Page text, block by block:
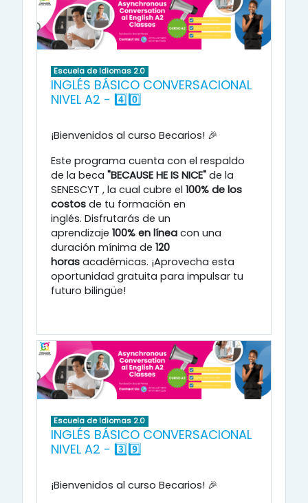
Escuela de Idiomas 2.0
INGLÉS BÁSICO CONVERSACIONAL
NIVEL A2 - 4️⃣0️⃣
¡Bienvenidos al curso Becarios! 🎉
Este programa cuenta con el respaldo
de la beca "BECAUSE HE IS NICE" de la
SENESCYT , la cual cubre el 100% de los
costos de tu formación en
inglés. Disfrutarás de un
aprendizaje 100% en línea con una
duración mínima de 120
horas académicas. ¡Aprovecha esta
oportunidad gratuita para impulsar tu
futuro bilingüe!
Escuela de Idiomas 2.0
INGLÉS BÁSICO CONVERSACIONAL
NIVEL A2 - 3️⃣9️⃣
¡Bienvenidos al curso Becarios! 🎉